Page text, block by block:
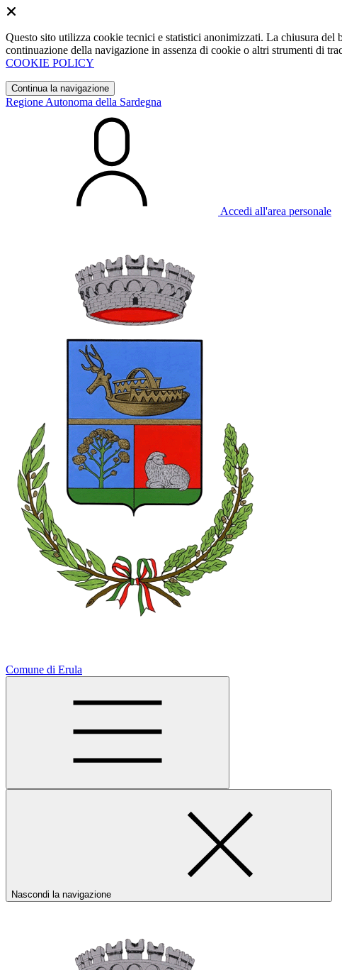
Questo sito utilizza cookie tecnici e statistici anonimizzati. La chiusura
continuazione della navigazione in assenza di cookie o altri strumenti di
COOKIE POLICY
Continua la navigazione
Regione Autonoma della Sardegna
Accedi all'area personale
Comune di Erula
Nascondi la navigazione